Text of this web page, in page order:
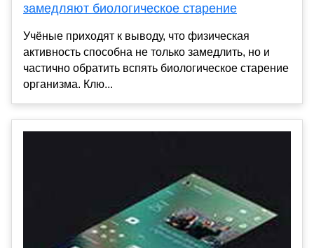
замедляют биологическое старение
Учёные приходят к выводу, что физическая
активность способна не только замедлить, но и
частично обратить вспять биологическое старение
организма. Клю...